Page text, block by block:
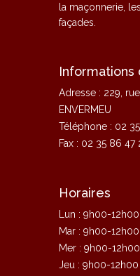
la maçonnerie,
façades.
Informations
Adresse : 229,
ENVERMEU
Téléphone : 02
Fax : 02 35 86 47
Horaires
Lun : 9h00-
Mar : 9h00-
Mer : 9h00-
Jeu : 9h00-